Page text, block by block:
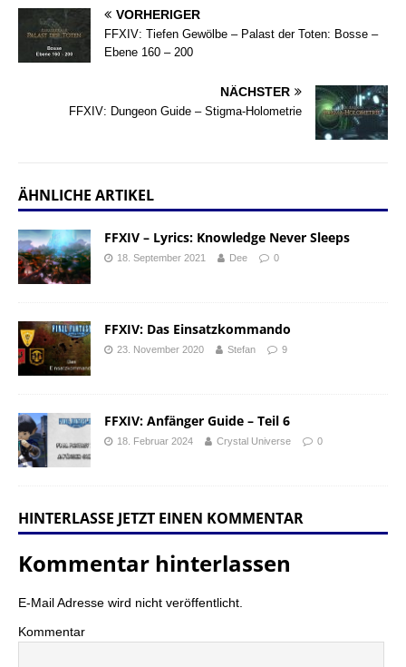
VORHERIGER
FFXIV: Tiefen Gewölbe – Palast der Toten: Bosse –
Ebene 160 – 200
NÄCHSTER
FFXIV: Dungeon Guide – Stigma-Holometrie
ÄHNLICHE ARTIKEL
FFXIV – Lyrics: Knowledge Never Sleeps
18. September 2021 Dee 0
FFXIV: Das Einsatzkommando
23. November 2020 Stefan 9
FFXIV: Anfänger Guide – Teil 6
18. Februar 2024 Crystal Universe 0
HINTERLASSE JETZT EINEN KOMMENTAR
Kommentar hinterlassen
E-Mail Adresse wird nicht veröffentlicht.
Kommentar